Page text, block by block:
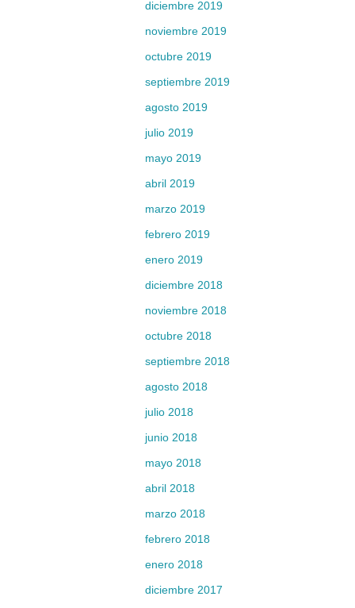
diciembre 2019
noviembre 2019
octubre 2019
septiembre 2019
agosto 2019
julio 2019
mayo 2019
abril 2019
marzo 2019
febrero 2019
enero 2019
diciembre 2018
noviembre 2018
octubre 2018
septiembre 2018
agosto 2018
julio 2018
junio 2018
mayo 2018
abril 2018
marzo 2018
febrero 2018
enero 2018
diciembre 2017